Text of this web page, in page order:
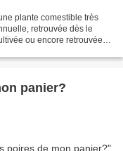
plante comestible très
retrouvée dès le
ou encore retrouvée à
panier?